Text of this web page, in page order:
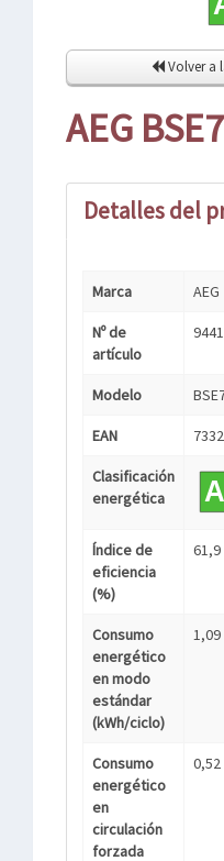
Volver a
AEG
Detalles del
Marca AEG
Nº de
artículo
Modelo
EAN
Clasificación
energética
Índice de
eficiencia
(%)
61,9
Consumo
energético
en modo
estándar
(kWh/ciclo)
1,09
Consumo
energético
en
circulación
forzada
0,52